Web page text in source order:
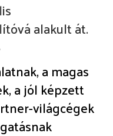
alakult át.
a magas
a jól képzett
világcégek